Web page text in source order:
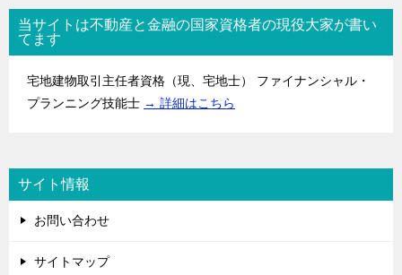
当サイトは不動産と金融の国家資格者の現役大家が書い
てます
宅地建物取引主任者資格（現、宅地士） ファイナンシャル・
プランニング技能士 → 詳細はこちら
サイト情報
お問い合わせ
サイトマップ